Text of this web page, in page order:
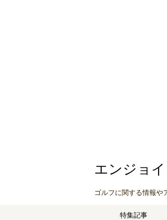
エンジョ
ゴルフに関する情報や
特集記事